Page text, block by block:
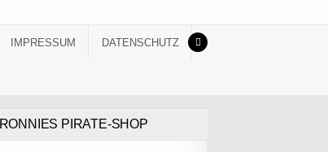
IMPRESSUM DATENSCHUTZ
RONNIES PIRATE-SHOP